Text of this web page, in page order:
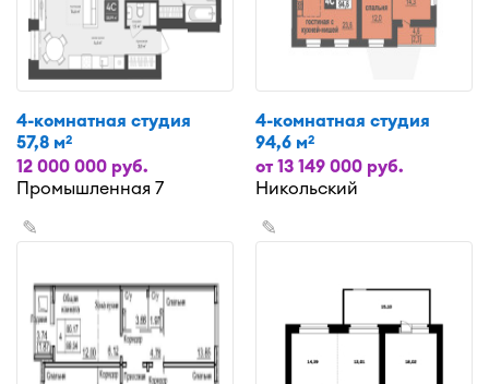
4-комнатная студия
57,8 м2
12 000 000 руб.
Промышленная 7
4-комнатная студия
94,6 м2
от 13 149 000 руб.
Никольский
✎ ✎